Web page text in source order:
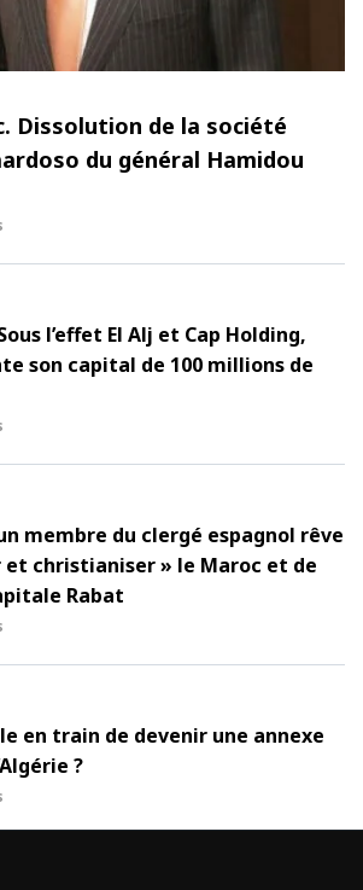
Dissolution de la société
du général Hamidou
l’effet El Alj et Cap Holding,
son capital de 100 millions de
membre du clergé espagnol rêve
et christianiser » le Maroc et de
Rabat
en train de devenir une annexe
?